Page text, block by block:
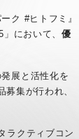
ク #ヒトフミ』
において、 優
展と活性化を
集が行われ、
ラクティブコン